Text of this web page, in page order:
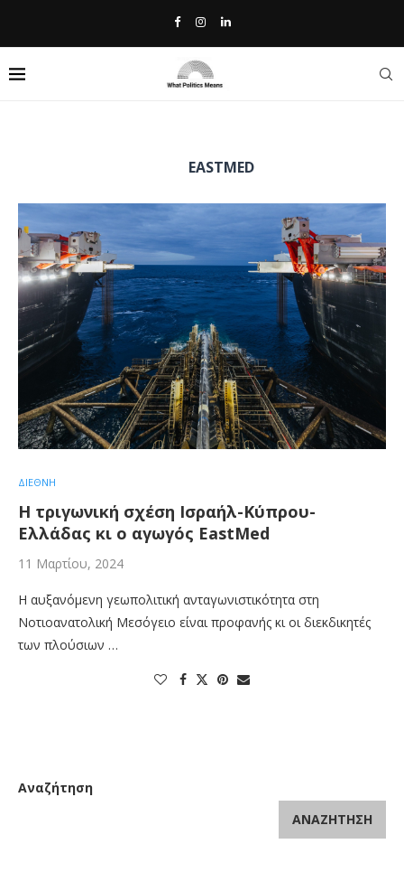
EASTMED
ΔΙΕΘΝΗ
Η τριγωνική σχέση Ισραήλ-Κύπρου-
Ελλάδας κι ο αγωγός EastMed
11 Μαρτίου, 2024
Η αυξανόμενη γεωπολιτική ανταγωνιστικότητα στη
Νοτιοανατολική Μεσόγειο είναι προφανής κι οι διεκδικητές
των πλούσιων …
Αναζήτηση
ΑΝΑΖΉΤΗΣΗ